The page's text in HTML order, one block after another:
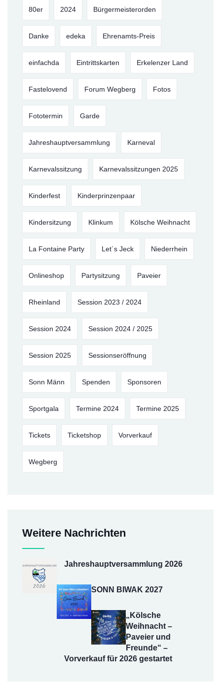
80er 2024 Bürgermeisterorden
Danke edeka Ehrenamts-Preis
einfachda Eintrittskarten Erkelenzer Land
Fastelovend Forum Wegberg Fotos
Fototermin Garde
Jahreshauptversammlung Karneval
Karnevalssitzung Karnevalssitzungen 2025
Kinderfest Kinderprinzenpaar
Kindersitzung Klinkum Kölsche Weihnacht
La Fontaine Party Let´s Jeck Niederrhein
Onlineshop Partysitzung Paveier
Rheinland Session 2023 / 2024
Session 2024 Session 2024 / 2025
Session 2025 Sessionseröffnung
Sonn Männ Spenden Sponsoren
Sportgala Termine 2024 Termine 2025
Tickets Ticketshop Vorverkauf
Wegberg
Weitere Nachrichten
Jahreshauptversammlung 2026
SONN BIWAK 2027
„Kölsche
Weihnacht –
Paveier und
Freunde“ –
Vorverkauf für 2026 gestartet